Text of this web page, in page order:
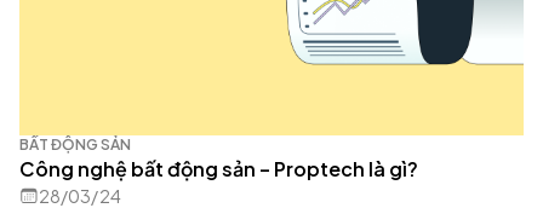
BẤT ĐỘNG SẢN
Công nghệ bất động sản – Proptech là gì?
28/03/24